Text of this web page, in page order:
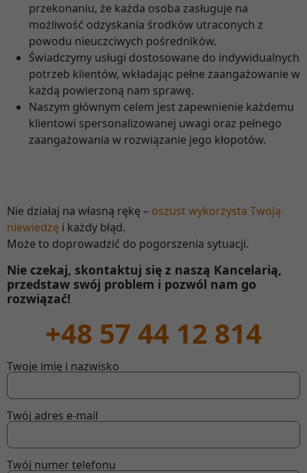
przekonaniu, że każda osoba zasługuje na
możliwość odzyskania środków utraconych z
powodu nieuczciwych pośredników.
Świadczymy usługi dostosowane do indywidualnych
potrzeb klientów, wkładając pełne zaangażowanie w
każdą powierzoną nam sprawę.
Naszym głównym celem jest zapewnienie każdemu
klientowi spersonalizowanej uwagi oraz pełnego
zaangażowania w rozwiązanie jego kłopotów.
Nie działaj na własną rękę – oszust wykorzysta Twoją
niewiedzę i każdy błąd.
Może to doprowadzić do pogorszenia sytuacji.
Nie czekaj, skontaktuj się z naszą Kancelarią,
przedstaw swój problem i pozwól nam go
rozwiązać!
+48 57 44 12 814
Twoje imię i nazwisko
Twój adres e-mail
Twój numer telefonu